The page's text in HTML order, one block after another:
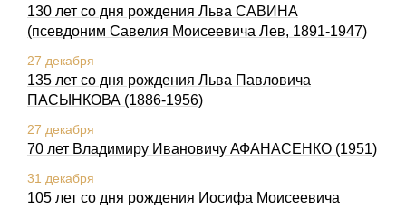
130 лет со дня pождения Льва САВИHА
(псевдоним Савелия Моисеевича Лев, 1891-1947)
27 декабря
135 лет со дня pождения Льва Павловича
ПАСЫHКОВА (1886-1956)
27 декабря
70 лет Владимиру Ивановичу АФАНАСЕНКО (1951)
31 декабря
105 лет со дня pождения Иосифа Моисеевича